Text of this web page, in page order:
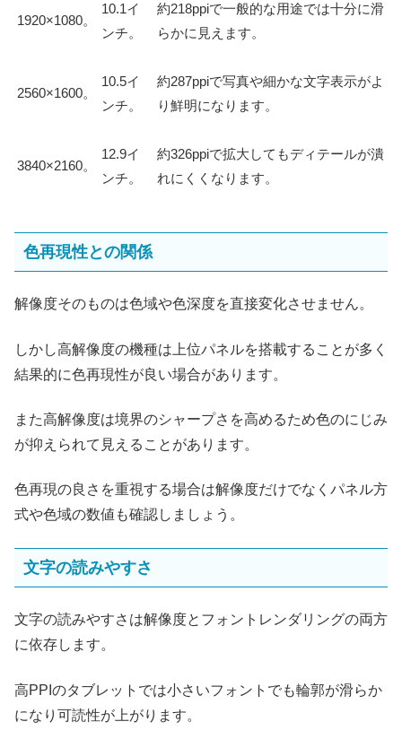
1920×1080。
10.1イ
ンチ。
約218ppiで一般的な用途では十分に滑
らかに見えます。
2560×1600。
10.5イ
ンチ。
約287ppiで写真や細かな文字表示がよ
り鮮明になります。
3840×2160。
12.9イ
ンチ。
約326ppiで拡大してもディテールが潰
れにくくなります。
色再現性との関係
解像度そのものは色域や色深度を直接変化させません。
しかし高解像度の機種は上位パネルを搭載することが多く
結果的に色再現性が良い場合があります。
また高解像度は境界のシャープさを高めるため色のにじみ
が抑えられて見えることがあります。
色再現の良さを重視する場合は解像度だけでなくパネル方
式や色域の数値も確認しましょう。
文字の読みやすさ
文字の読みやすさは解像度とフォントレンダリングの両方
に依存します。
高PPIのタブレットでは小さいフォントでも輪郭が滑らか
になり可読性が上がります。